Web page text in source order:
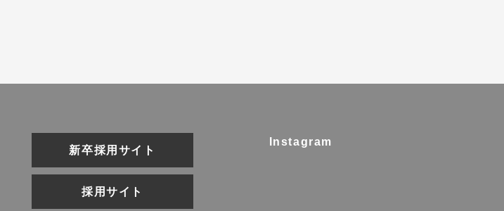
新卒採用サイト
採用サイト
Instagram